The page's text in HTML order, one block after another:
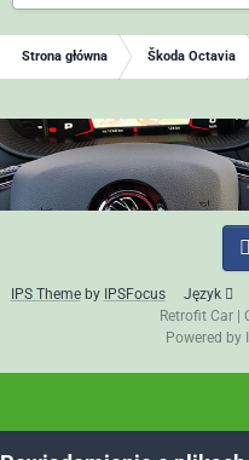
Strona główna Škoda Octavia
IPS Themeby IPSFocus Język
Retrofit Car|
Powered by